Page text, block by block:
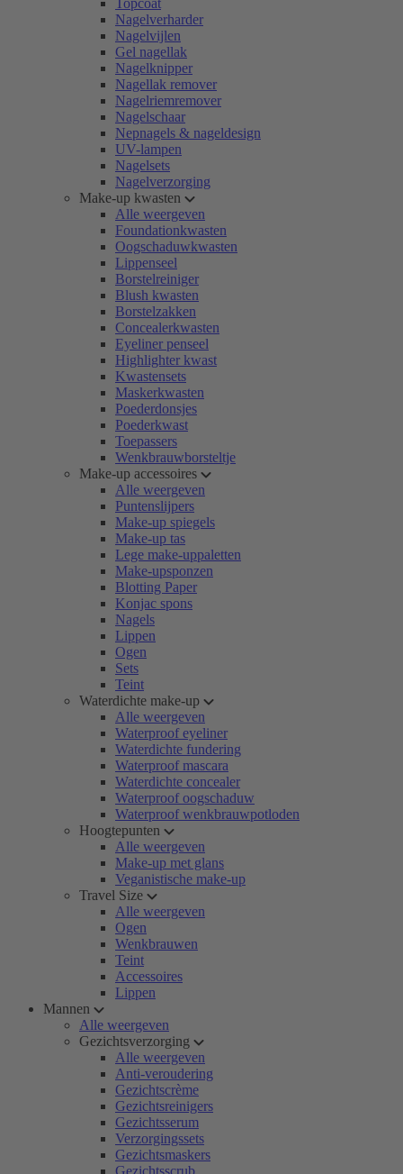
Topcoat
Nagelverharder
Nagelvijlen
Gel nagellak
Nagelknipper
Nagellak remover
Nagelriemremover
Nagelschaar
Nepnagels & nageldesign
UV-lampen
Nagelsets
Nagelverzorging
Make-up kwasten
Alle weergeven
Foundationkwasten
Oogschaduwkwasten
Lippenseel
Borstelreiniger
Blush kwasten
Borstelzakken
Concealerkwasten
Eyeliner penseel
Highlighter kwast
Kwastensets
Maskerkwasten
Poederdonsjes
Poederkwast
Toepassers
Wenkbrauwborsteltje
Make-up accessoires
Alle weergeven
Puntenslijpers
Make-up spiegels
Make-up tas
Lege make-uppaletten
Make-upsponzen
Blotting Paper
Konjac spons
Nagels
Lippen
Ogen
Sets
Teint
Waterdichte make-up
Alle weergeven
Waterproof eyeliner
Waterdichte fundering
Waterproof mascara
Waterdichte concealer
Waterproof oogschaduw
Waterproof wenkbrauwpotloden
Hoogtepunten
Alle weergeven
Make-up met glans
Veganistische make-up
Travel Size
Alle weergeven
Ogen
Wenkbrauwen
Teint
Accessoires
Lippen
Mannen
Alle weergeven
Gezichtsverzorging
Alle weergeven
Anti-veroudering
Gezichtscrème
Gezichtsreinigers
Gezichtsserum
Verzorgingssets
Gezichtsmaskers
Gezichtsscrub